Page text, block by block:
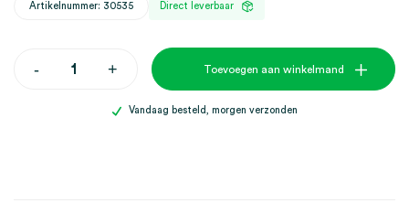
Artikelnummer: 30535 Direct leverbaar
-hy@pro
handschoenen,
+ Toevoegen aan winkelmand
Vandaag besteld, morgen verzonden